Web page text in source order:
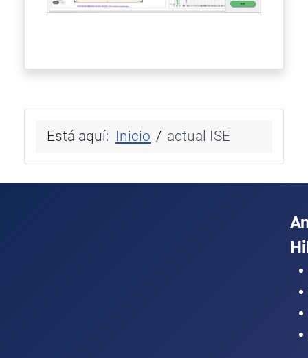
Está aquí: Inicio actual ISE